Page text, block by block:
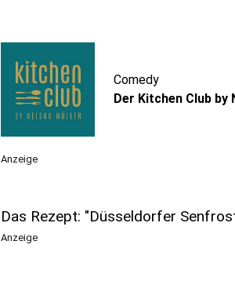
Comedy
Der Kitchen Club
Anzeige
Das Rezept: "Düsseldorfer
Anzeige